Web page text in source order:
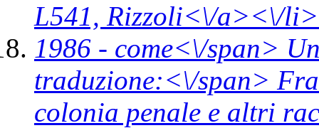
L541, Rizzoli<\/a><\/
1986 - come<\/span>
traduzione:<\/span>
colonia penale e altri